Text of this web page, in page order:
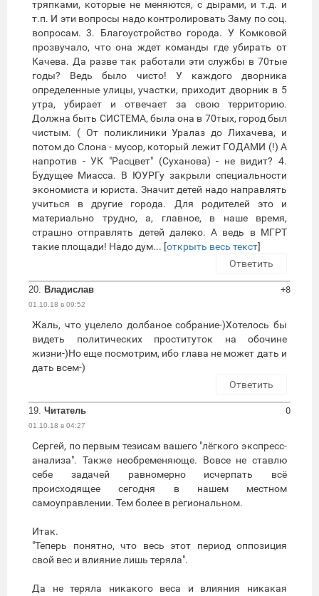
тряпками, которые не меняются, с дырами, и т.д. и
т.п. И эти вопросы надо контролировать Заму по соц.
вопросам. 3. Благоустройство города. У Комковой
прозвучало, что она ждет команды где убирать от
Качева. Да разве так работали эти службы в 70тые
годы? Ведь было чисто! У каждого дворника
определенные улицы, участки, приходит дворник в 5
утра, убирает и отвечает за свою территорию.
Должна быть СИСТЕМА, была она в 70тых, город был
чистым. ( От поликлиники Уралаз до Лихачева, и
потом до Слона - мусор, который лежит ГОДАМИ (!) А
напротив - УК "Расцвет" (Суханова) - не видит? 4.
Будущее Миасса. В ЮУРГу закрыли специальности
экономиста и юриста. Значит детей надо направлять
учиться в другие города. Для родителей это и
материально трудно, а, главное, в наше время,
страшно отправлять детей далеко. А ведь в МГРТ
такие площади! Надо дум... [открыть весь текст]
Ответить
20. Владислав
01.10.18 в 09:52
+8
Жаль, что уцелело долбаное собрание-)Хотелось бы
видеть политических проституток на обочине
жизни-)Но еще посмотрим, ибо глава не может дать и
дать всем-)
Ответить
19. Читатель
01.10.18 в 04:27
0
Сергей, по первым тезисам вашего "лёгкого экспресс-
анализа". Также необременяюще. Вовсе не ставлю
себе задачей равномерно исчерпать всё
происходящее сегодня в нашем местном
самоуправлении. Тем более в региональном.
Итак.
"Теперь понятно, что весь этот период оппозиция
свой вес и влияние лишь теряла".
Да не теряла никакого веса и влияния никакая